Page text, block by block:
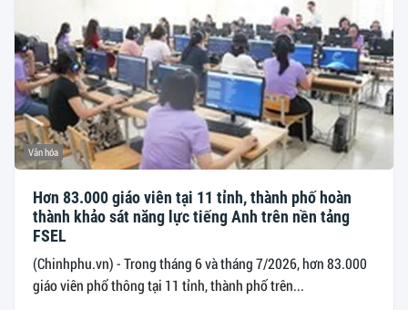
Văn hóa
Hơn 83.000 giáo viên tại 11 tỉnh, thành phố hoàn
thành khảo sát năng lực tiếng Anh trên nền tảng
FSEL
(Chinhphu.vn) - Trong tháng 6 và tháng 7/2026, hơn 83.000
giáo viên phổ thông tại 11 tỉnh, thành phố trên...